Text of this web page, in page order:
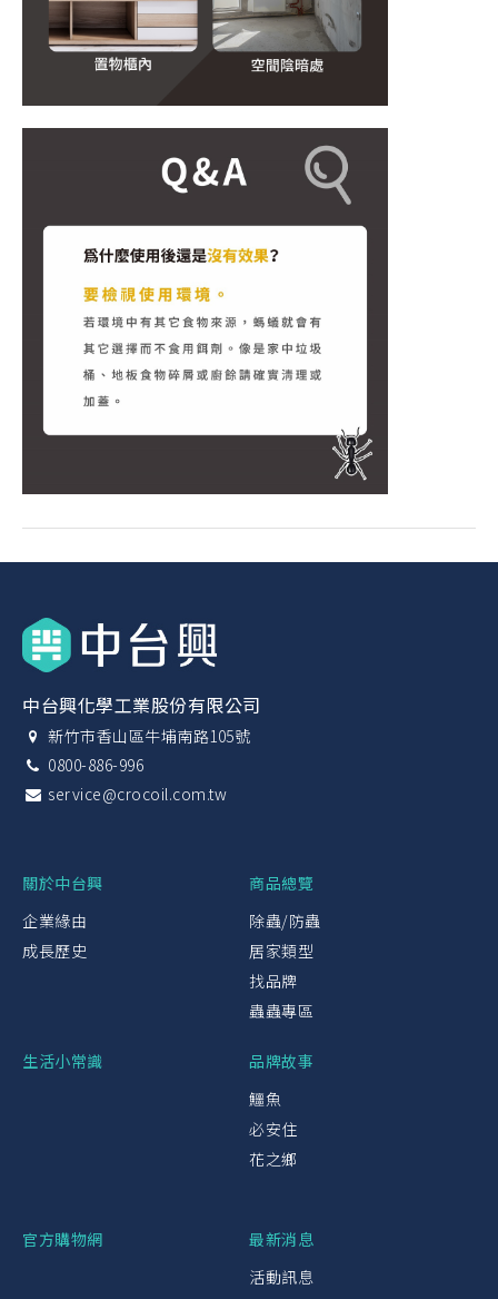
中台興化學工業股份有限公司
新竹市香山區牛埔南路105號
0800-886-996
service@crocoil.com.tw
關於中台興
企業緣由
成長歷史
商品總覽
除蟲/防蟲
居家類型
找品牌
蟲蟲專區
生活小常識
品牌故事
鱷魚
必安住
花之鄉
官方購物網
最新消息
活動訊息